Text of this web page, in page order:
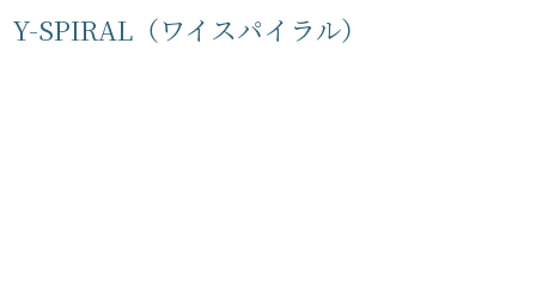
Y-SPIRAL（ワイスパイラル）